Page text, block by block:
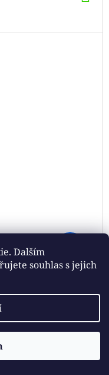
Dalším
souhlas s jejich
COLOR 06818